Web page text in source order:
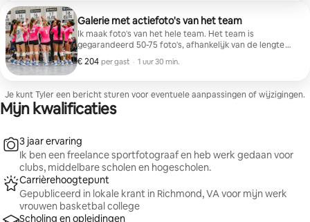
galerij kunt downloaden.
Galerie met actiefoto's van het team
Ik maak foto's van het hele team. Het team is
gegarandeerd 50-75 foto's, afhankelijk van de lengte
van de wedstrijden.
€ 204 per gast
€ 204 per gast
, · 1 uur 30 min.
Je kunt Tyler een bericht sturen voor eventuele aanpassingen of wijzigingen.
Mijn kwalificaties
3 jaar ervaring
Ik ben een freelance sportfotograaf en heb werk gedaan voor
clubs, middelbare scholen en hogescholen.
Carrièrehoogtepunt
Gepubliceerd in lokale krant in Richmond, VA voor mijn werk
vrouwen basketbal college
Scholing en opleidingen